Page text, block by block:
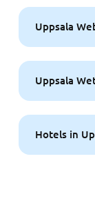
Uppsala
Uppsala
Hotels in